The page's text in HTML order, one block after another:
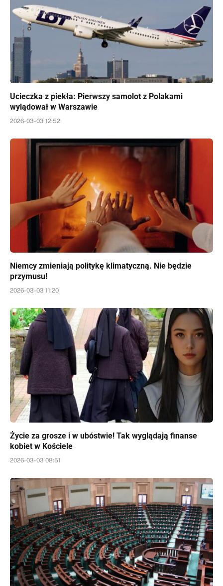
Ucieczka z piekła: Pierwszy samolot z Polakami
wylądował w Warszawie
2026-03-03 12:52
Niemcy zmieniają politykę klimatyczną. Nie będzie
przymusu!
2026-03-03 11:20
Życie za grosze i w ubóstwie! Tak wyglądają finanse
kobiet w Kościele
2026-03-03 08:51